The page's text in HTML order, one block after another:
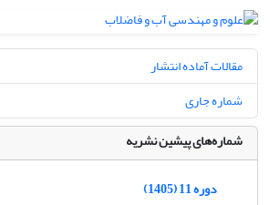
مقالات آماده انتشار
شماره جاری
شماره‌های پیشین نشریه
دوره 11 (1405)